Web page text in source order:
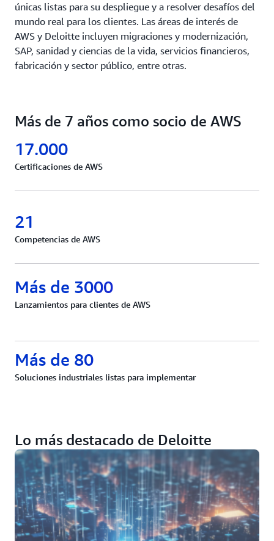
únicas listas para su despliegue y a resolver desafíos del
mundo real para los clientes. Las áreas de interés de
AWS y Deloitte incluyen migraciones y modernización,
SAP, sanidad y ciencias de la vida, servicios financieros,
fabricación y sector público, entre otras.
Más de 7 años como socio de AWS
17.000
Certificaciones de AWS
21
Competencias de AWS
Más de 3000
Lanzamientos para clientes de AWS
Más de 80
Soluciones industriales listas para implementar
Lo más destacado de Deloitte